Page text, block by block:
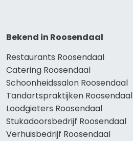
Bekend in Roosendaal
Restaurants Roosendaal
Catering Roosendaal
Schoonheidssalon Roosendaal
Tandartspraktijken Roosendaal
Loodgieters Roosendaal
Stukadoorsbedrijf Roosendaal
Verhuisbedrijf Roosendaal